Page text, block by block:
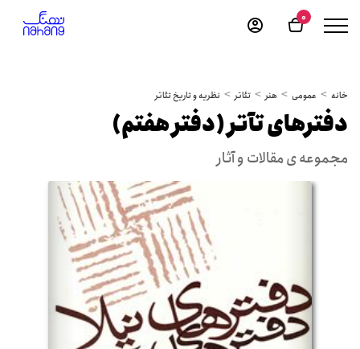
0
خانه عمومی هنر تئاتر نظریه و تاریخ تئاتر
دفترهای تآتر (دفتر هفتم)
مجموعه ی مقالات و آثار